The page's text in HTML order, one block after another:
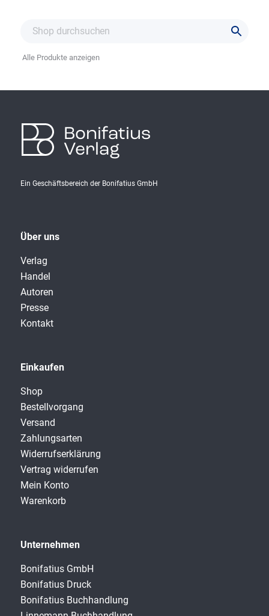
Alle Produkte anzeigen
Bonifatius
Verlag
Ein Geschäftsbereich der Bonifatius GmbH
Über uns
Verlag
Handel
Autoren
Presse
Kontakt
Einkaufen
Shop
Bestellvorgang
Versand
Zahlungsarten
Widerrufserklärung
Vertrag widerrufen
Mein Konto
Warenkorb
Unternehmen
Bonifatius GmbH
Bonifatius Druck
Bonifatius Buchhandlung